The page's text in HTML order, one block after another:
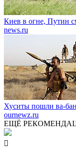
Киев в огне, Путин
news.ru
Хуситы пошли ва-
ournewz.ru
ЕЩЁ
